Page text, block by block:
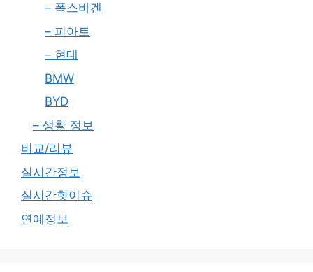
– 폭스바겐
– 피아트
– 현대
BMW
BYD
– 생활 정보
비교/리뷰
실시간정보
실시간핫이슈
연예정보